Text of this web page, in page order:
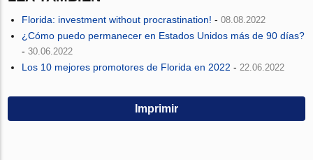
Florida: investment without procrastination! -08.08.2022
¿Cómo puedo permanecer en Estados Unidos más de 90 días?
-30.06.2022
Los 10 mejores promotores de Florida en 2022 - 22.06.2022
Imprimir